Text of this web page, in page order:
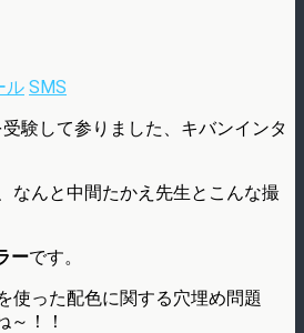
ル SMS
験して参りました、キバンインタ
なんと中間たかえ先生とこんな撮
ーです。
使った配色に関する穴埋め問題
～！！